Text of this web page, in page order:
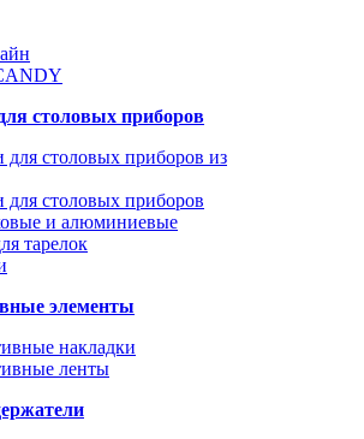
столовых приборов
для столовых приборов из
для столовых приборов
и алюминиевые
тарелок
элементы
накладки
ленты